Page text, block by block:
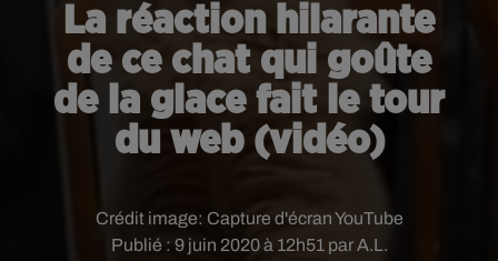
La réaction hilarante
de ce chat qui goûte
de la glace fait le tour
du web (vidéo)
Publié : 9 juin 2020 à 12h51 par A.L.
Crédit image: Capture d'écran YouTube